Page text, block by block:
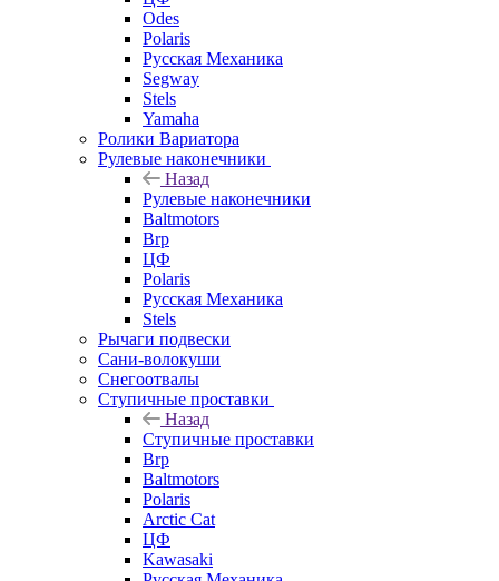
Odes
Polaris
Русская Механика
Segway
Stels
Yamaha
Ролики Вариатора
Рулевые наконечники
Назад
Рулевые наконечники
Baltmotors
Brp
ЦФ
Polaris
Русская Механика
Stels
Рычаги подвески
Сани-волокуши
Снегоотвалы
Ступичные проставки
Назад
Ступичные проставки
Brp
Baltmotors
Polaris
Arctic Cat
ЦФ
Kawasaki